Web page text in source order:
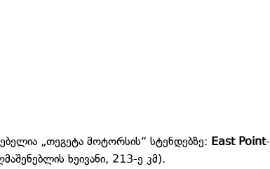
„თეგეტა მოტორსის“ სტენდებზე: East Point-
ხეივანი, 213-ე კმ).